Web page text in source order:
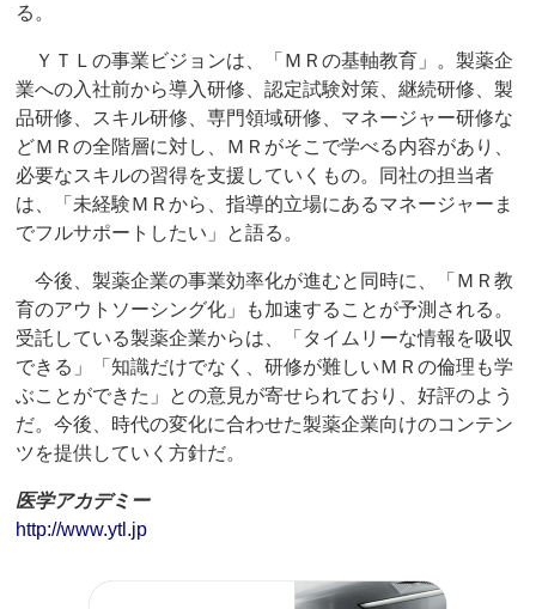
る。
ＹＴＬの事業ビジョンは、「ＭＲの基軸教育」。製薬企
業への入社前から導入研修、認定試験対策、継続研修、製
品研修、スキル研修、専門領域研修、マネージャー研修な
どＭＲの全階層に対し、ＭＲがそこで学べる内容があり、
必要なスキルの習得を支援していくもの。同社の担当者
は、「未経験ＭＲから、指導的立場にあるマネージャーま
でフルサポートしたい」と語る。
今後、製薬企業の事業効率化が進むと同時に、「ＭＲ教
育のアウトソーシング化」も加速することが予測される。
受託している製薬企業からは、「タイムリーな情報を吸収
できる」「知識だけでなく、研修が難しいＭＲの倫理も学
ぶことができた」との意見が寄せられており、好評のよう
だ。今後、時代の変化に合わせた製薬企業向けのコンテン
ツを提供していく方針だ。
医学アカデミー
http://www.ytl.jp